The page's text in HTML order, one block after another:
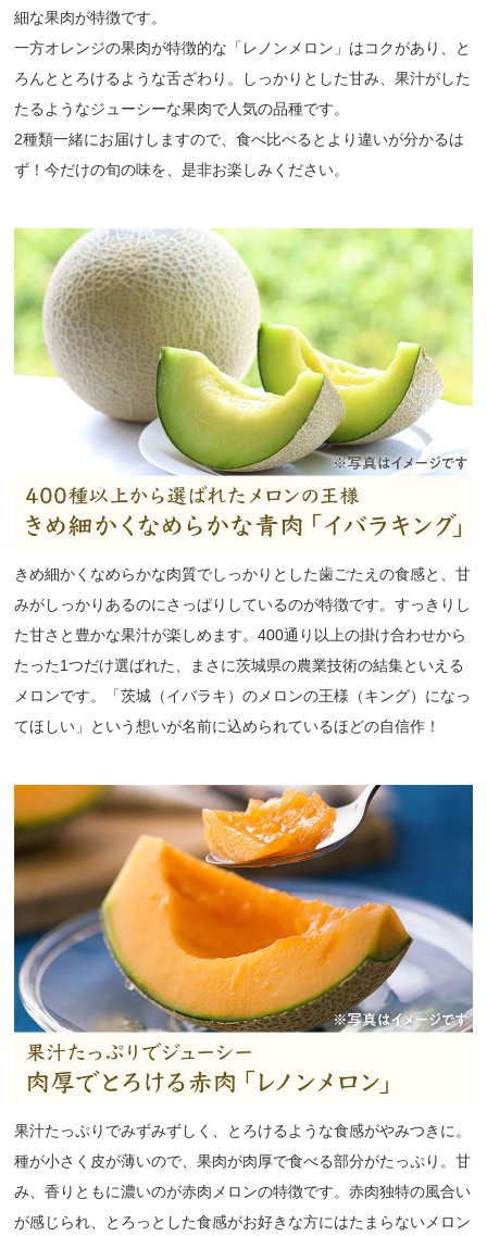
細な果肉が特徴です。
一方オレンジの果肉が特徴的な「レノンメロン」はコクがあり、と
ろんととろけるような舌ざわり。しっかりとした甘み、果汁がした
たるようなジューシーな果肉で人気の品種です。
2種類一緒にお届けしますので、食べ比べるとより違いが分かるは
ず！今だけの旬の味を、是非お楽しみください。
きめ細かくなめらかな肉質でしっかりとした歯ごたえの食感と、甘
みがしっかりあるのにさっぱりしているのが特徴です。すっきりし
た甘さと豊かな果汁が楽しめます。400通り以上の掛け合わせから
たった1つだけ選ばれた、まさに茨城県の農業技術の結集といえる
メロンです。「茨城（イバラキ）のメロンの王様（キング）になっ
てほしい」という想いが名前に込められているほどの自信作！
果汁たっぷりでみずみずしく、とろけるような食感がやみつきに。
種が小さく皮が薄いので、果肉が肉厚で食べる部分がたっぷり。甘
み、香りともに濃いのが赤肉メロンの特徴です。赤肉独特の風合い
が感じられ、とろっとした食感がお好きな方にはたまらないメロン